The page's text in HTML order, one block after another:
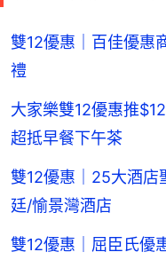
雙12優惠｜百佳優惠
禮
大家樂雙12優惠推
超抵早餐下午茶
雙12優惠｜25大酒店
廷/愉景灣酒店
雙12優惠｜屈臣氏